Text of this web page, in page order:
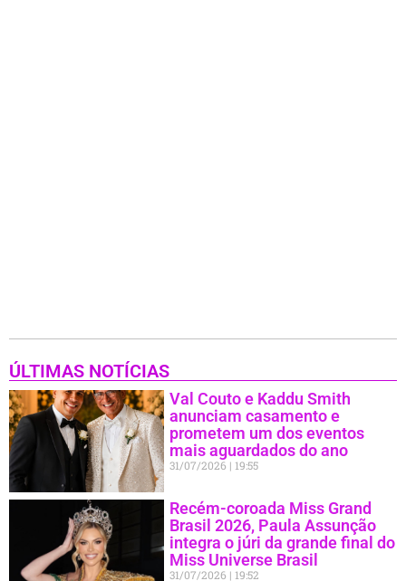
ÚLTIMAS NOTÍCIAS
Val Couto e Kaddu Smith
anunciam casamento e
prometem um dos eventos
mais aguardados do ano
31/07/2026 19:55
Recém-coroada Miss Grand
Brasil 2026, Paula Assunção
integra o júri da grande final do
Miss Universe Brasil
31/07/2026 19:52